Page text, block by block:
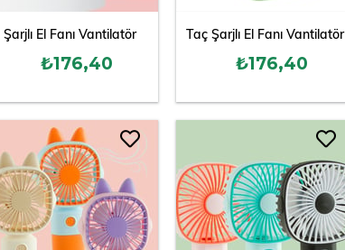
Şarjlı El Fanı Vantilatör
₺176,40
Taç Şarjlı El Fanı Vantilatör
₺176,40